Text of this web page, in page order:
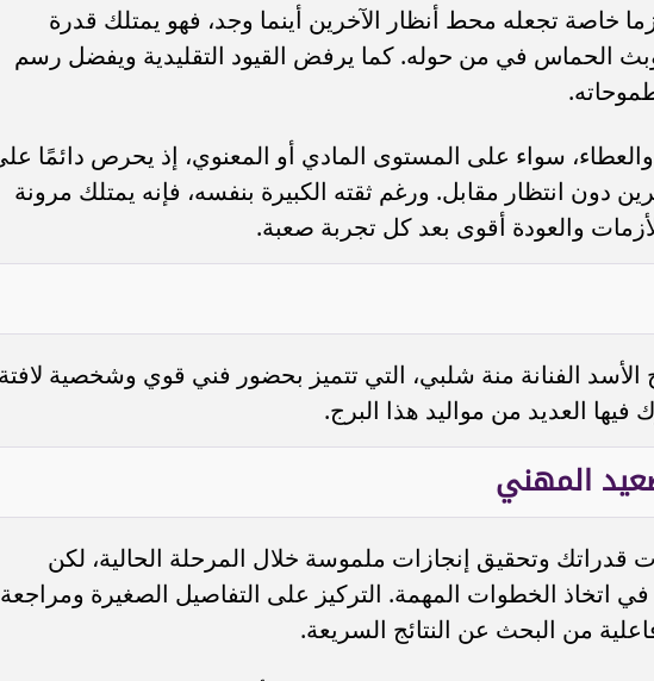
خاصة تجعله محط أنظار الآخرين أينما وجد، فهو يمتلك قدرة
وبث الحماس في من حوله. كما يرفض القيود التقليدية ويفضل رسم
سواء على المستوى المادي أو المعنوي، إذ يحرص دائمًا
دون انتظار مقابل. ورغم ثقته الكبيرة بنفسه، فإنه يمتلك مرونة
والعودة أقوى بعد كل تجربة صعبة.
الفنانة منة شلبي، التي تتميز بحضور فني قوي وشخصية
العديد من مواليد هذا البرج.
المهني
قدراتك وتحقيق إنجازات ملموسة خلال المرحلة الحالية، لكن
اتخاذ الخطوات المهمة. التركيز على التفاصيل الصغيرة ومراجعة
من البحث عن النتائج السريعة.